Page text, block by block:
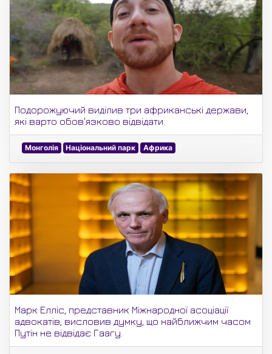
Подорожуючий виділив три африканські держави,
які варто обов'язково відвідати.
Монголія Національний парк Африка
Марк Елліс, представник Міжнародної асоціації
адвокатів, висловив думку, що найближчим часом
Путін не відвідає Гаагу.